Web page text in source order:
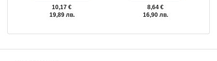
10,17 €
19,89 лв.
8,64 €
16,90 лв.